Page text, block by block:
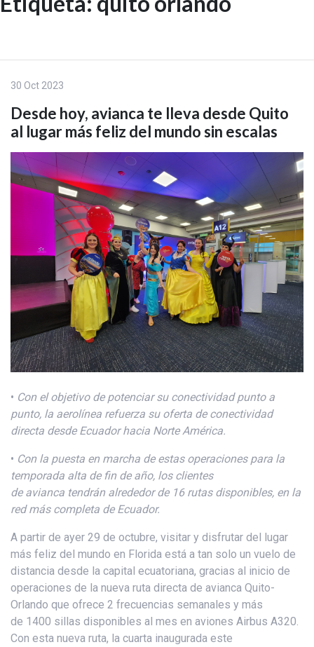
Skip
30 Oct 2023
Desde hoy, avianca te lleva desde Quito
al lugar más feliz del mundo sin escalas
• Con el objetivo de potenciar su conectividad punto a
punto, la aerolínea refuerza su oferta de conectividad
directa desde Ecuadorhacia Norte América.
• Con la puesta en marcha de estasoperaciones para la
temporada alta de fin de año, los clientes
de avianca tendrán alrededor de 16rutas disponibles, en la
red más completa de Ecuador.
A partir de ayer 29 de octubre, visitar y disfrutar del lugar
más feliz del mundo en Florida está a tan solo un vuelo de
distancia desde la capital ecuatoriana, gracias al inicio de
operaciones de la nueva ruta directa de avianca Quito-
Orlando que ofrece 2 frecuencias semanales y más
de 1400 sillas disponibles al mes en aviones Airbus A320.
Con esta nueva ruta, la cuarta inaugurada este